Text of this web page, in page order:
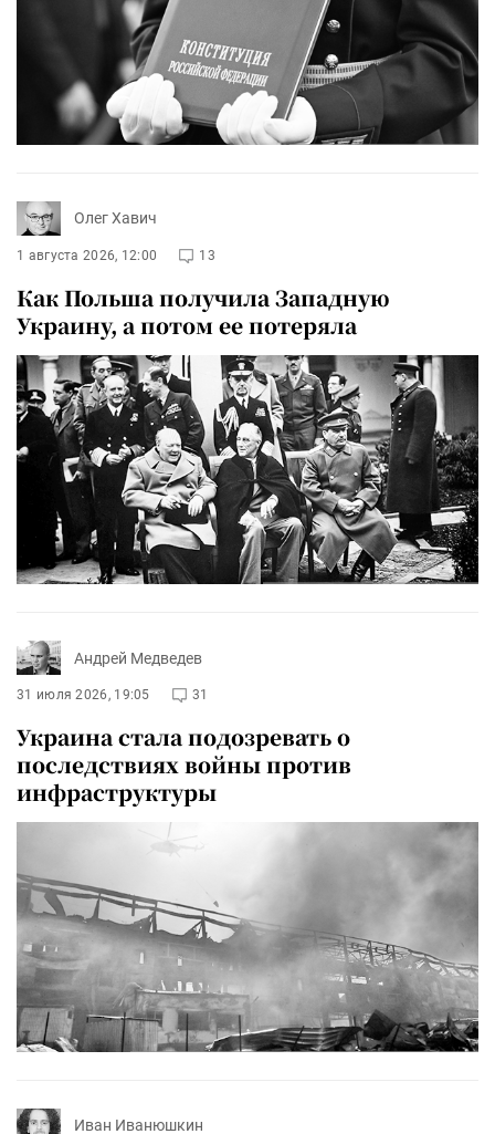
Олег Хавич
1 августа 2026, 12:00 13
Как Польша получила Западную
Украину, а потом ее потеряла
Андрей Медведев
31 июля 2026, 19:05 31
Украина стала подозревать о
последствиях войны против
инфраструктуры
Иван Иванюшкин